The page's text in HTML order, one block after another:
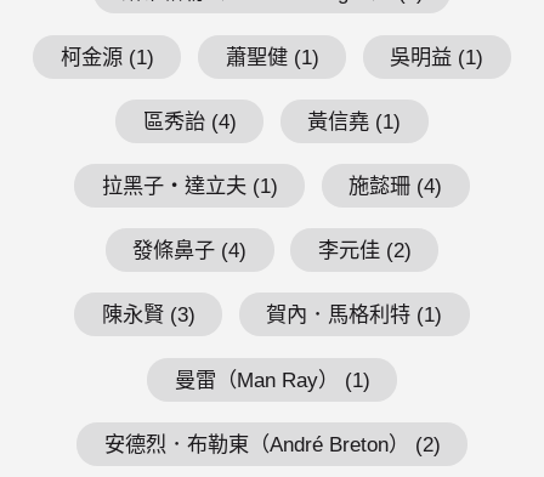
柯金源 (1) 蕭聖健 (1) 吳明益 (1)
區秀詒 (4) 黃信堯 (1)
拉黑子・達立夫 (1) 施懿珊 (4)
發條鼻子 (4) 李元佳 (2)
陳永賢 (3) 賀內．馬格利特 (1)
曼雷（Man Ray） (1)
安德烈．布勒東（André Breton） (2)